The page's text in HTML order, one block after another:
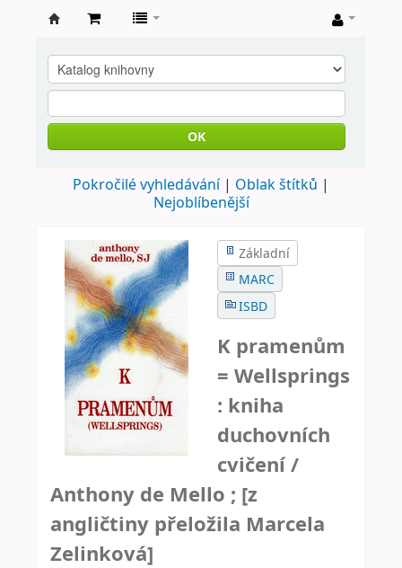
knihovna
Nové
Město
Metují
OK
Pokročilé vyhledávání
Oblak štítků
Nejoblíbenější
Základní
MARC
ISBD
K pramenům
= Wellsprings
: kniha
duchovních
cvičení /
Anthony de Mello ; [z
angličtiny přeložila Marcela
Zelinková]